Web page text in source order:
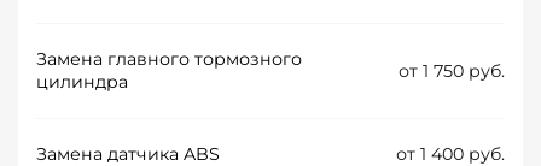
Замена главного тормозного
цилиндра
от 1 750 руб.
Замена датчика ABS от 1 400 руб.